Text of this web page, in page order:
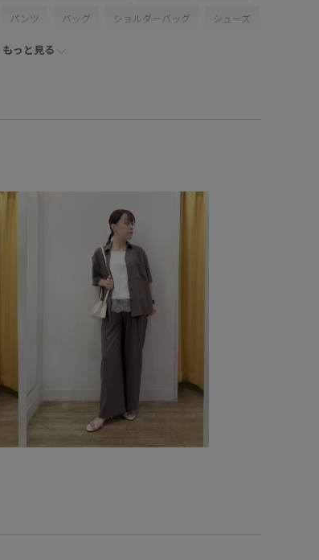
パンツ バッグ ショルダーバッグ シューズ
GIA16190
チノパン
ペプラム
上品
立体的
もっと見る